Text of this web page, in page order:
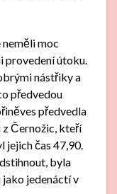
moc
provedení útoku.
nástřiky a
předvedou
předvedla
z Černožic, kteří
jejich čas 47,90.
byla
jako jedenáctí v